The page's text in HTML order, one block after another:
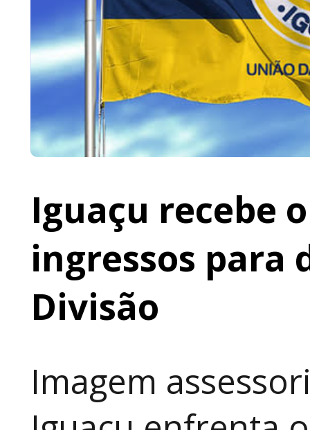
Iguaçu recebe
ingressos para
Divisão
Imagem